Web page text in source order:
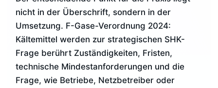
nicht in der Überschrift, sondern in der
Umsetzung. F-Gase-Verordnung 2024:
Kältemittel werden zur strategischen SHK-
Frage berührt Zuständigkeiten, Fristen,
technische Mindestanforderungen und die
Frage, wie Betriebe, Netzbetreiber oder